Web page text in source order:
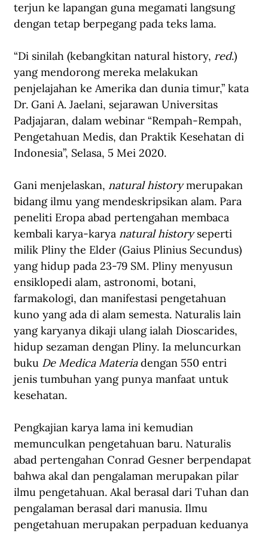
terjun ke lapangan guna megamati langsung
dengan tetap berpegang pada teks lama.
“Di sinilah (kebangkitan natural history, red.)
yang mendorong mereka melakukan
penjelajahan ke Amerika dan dunia timur,” kata
Dr. Gani A. Jaelani, sejarawan Universitas
Padjajaran, dalam webinar “Rempah-Rempah,
Pengetahuan Medis, dan Praktik Kesehatan di
Indonesia”, Selasa, 5 Mei 2020.
Gani menjelaskan, natural history merupakan
bidang ilmu yang mendeskripsikan alam. Para
peneliti Eropa abad pertengahan membaca
kembali karya-karya natural history seperti
milik Pliny the Elder (Gaius Plinius Secundus)
yang hidup pada 23-79 SM. Pliny menyusun
ensiklopedi alam, astronomi, botani,
farmakologi, dan manifestasi pengetahuan
kuno yang ada di alam semesta. Naturalis lain
yang karyanya dikaji ulang ialah Dioscarides,
hidup sezaman dengan Pliny. Ia meluncurkan
buku De Medica Materia dengan 550 entri
jenis tumbuhan yang punya manfaat untuk
kesehatan.
Pengkajian karya lama ini kemudian
memunculkan pengetahuan baru. Naturalis
abad pertengahan Conrad Gesner berpendapat
bahwa akal dan pengalaman merupakan pilar
ilmu pengetahuan. Akal berasal dari Tuhan dan
pengalaman berasal dari manusia. Ilmu
pengetahuan merupakan perpaduan keduanya